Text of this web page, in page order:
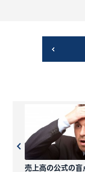
売上高の公式の盲